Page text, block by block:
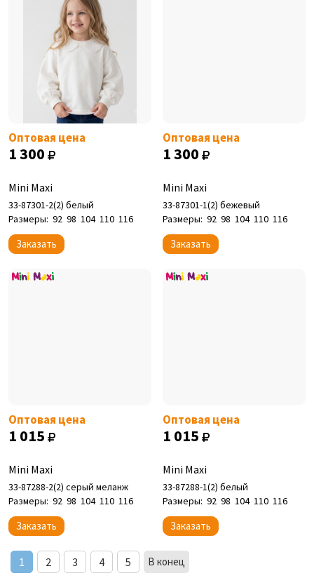
Оптовая цена
1 300
Mini Maxi
33-87301-2(2) белый
Размеры: 92 98 104 110 116
Заказать
Оптовая цена
1 300
Mini Maxi
33-87301-1(2) бежевый
Размеры: 92 98 104 110 116
Заказать
Оптовая цена
1 015
Mini Maxi
33-87288-2(2) серый меланж
Размеры: 92 98 104 110 116
Заказать
Оптовая цена
1 015
Mini Maxi
33-87288-1(2) белый
Размеры: 92 98 104 110 116
Заказать
1 2 3 4 5 В конец